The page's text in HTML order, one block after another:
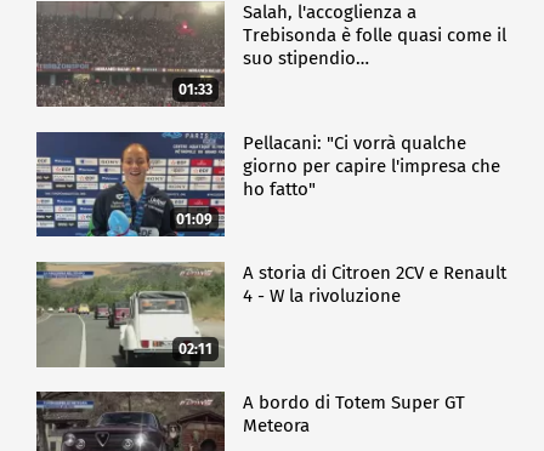
01:33
Salah, l'accoglienza a
Trebisonda è folle quasi come il
suo stipendio…
01:09
Pellacani: "Ci vorrà qualche
giorno per capire l'impresa che
ho fatto"
02:11
A storia di Citroen 2CV e Renault
4 - W la rivoluzione
A bordo di Totem Super GT
Meteora